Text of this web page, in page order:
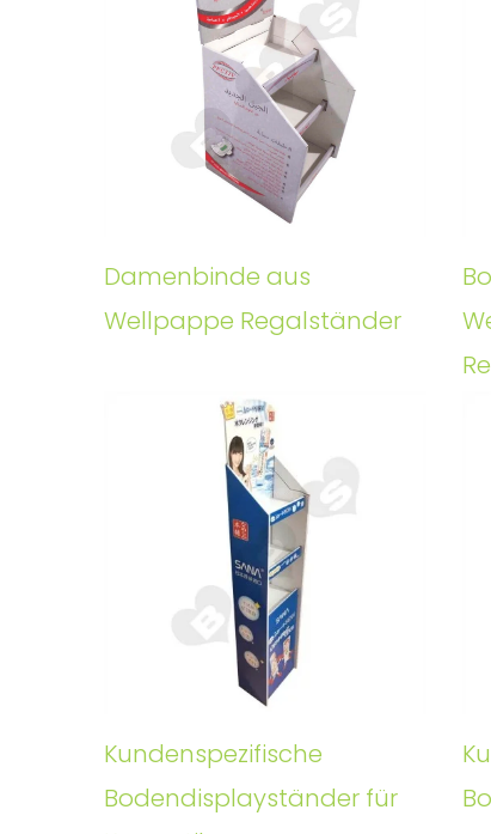
Damenbinde aus
Wellpappe Regalständer
Kundenspezifische
Bodendisplayständer für